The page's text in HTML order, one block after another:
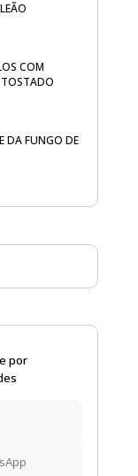
COM
TOSTADO
DA FUNGO DE
por